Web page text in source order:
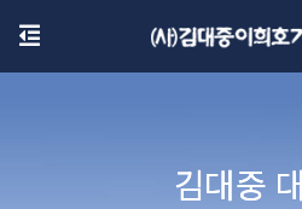
김대중
김대중